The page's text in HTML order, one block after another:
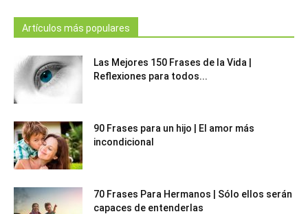
Artículos más populares
Las Mejores 150 Frases de la Vida |
Reflexiones para todos...
90 Frases para un hijo | El amor más
incondicional
70 Frases Para Hermanos | Sólo ellos serán
capaces de entenderlas